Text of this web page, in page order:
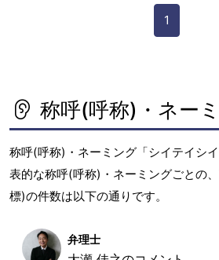
1
称呼(呼称)・ネー
称呼(呼称)・ネーミング「シイテイシ
表的な称呼(呼称)・ネーミングごとの
標)の件数は以下の通りです。
弁理士